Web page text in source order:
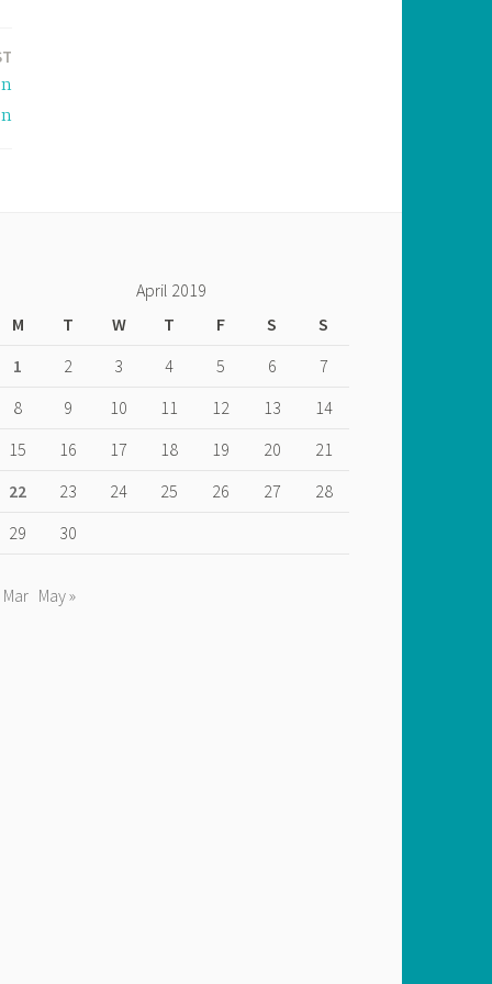
April 2019
M
T W T F S
S
1
2 3 4 5 6
7
8
9 10 11 12 13
14
15
16 17 18 19 20
21
22
23 24 25 26 27
28
29
30
Mar May »